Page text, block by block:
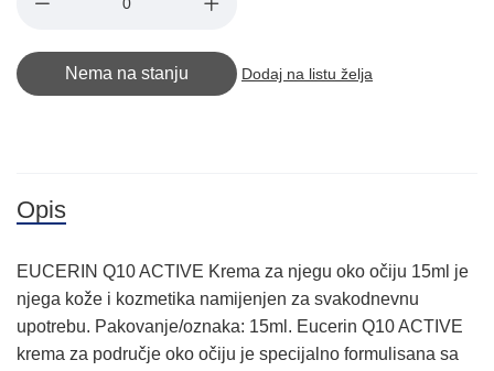
Nema na stanju Dodaj na listu želja
Opis
EUCERIN Q10 ACTIVE Krema za njegu oko očiju 15ml je
njega kože i kozmetika namijenjen za svakodnevnu
upotrebu. Pakovanje/oznaka: 15ml. Eucerin Q10 ACTIVE
krema za područje oko očiju je specijalno formulisana sa